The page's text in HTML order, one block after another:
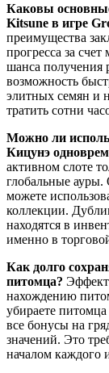
Каковы
Kitsune в игре
преимущества
прогресса за
шанса получения
возможность
элитных семян и
тратить сотни
Можно ли
Кицунэ
активном слоте
глобальные ауры.
можете
коллекции.
находятся в
именно в
Как долго
питомца? Эффект
нахождению
убираете
все бонусы на
значений. Это
началом каждого